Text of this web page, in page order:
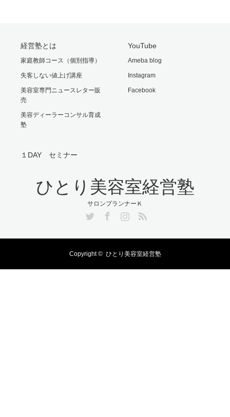
経営塾とは
家庭教師コース（個別指導）
失客しない値上げ講座
美容室専門ニュースレター販
売
美容ディーラーコンサル育成
塾
YouTube
Ameba blog
Instagram
Facebook
１DAY セミナー
ひとり美容室経営塾
サロンプランナーＫ
Copyright © ひとり美容室経営塾